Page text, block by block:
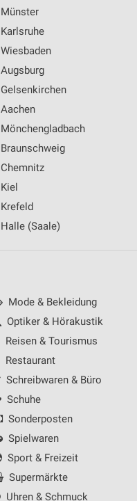
Münster
Karlsruhe
Wiesbaden
Augsburg
Gelsenkirchen
Aachen
Mönchengladbach
Braunschweig
Chemnitz
Kiel
Krefeld
Halle (Saale)
Mode & Bekleidung
Optiker & Hörakustik
Reisen & Tourismus
Restaurant
Schreibwaren & Büro
Schuhe
Sonderposten
Spielwaren
Sport & Freizeit
Supermärkte
Uhren & Schmuck